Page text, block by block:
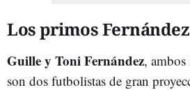
Los primos Fernández
Guille y Toni Fernández, ambos
son dos futbolistas de gran